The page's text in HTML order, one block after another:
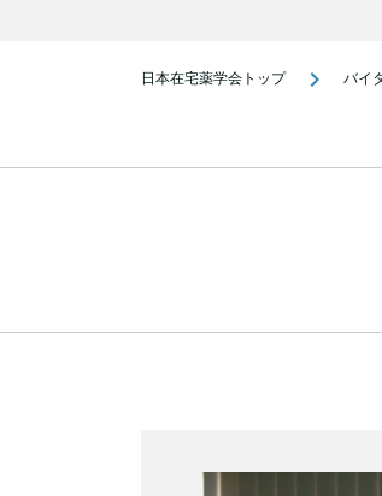
日本在宅薬学会トップ navigate_next バイ